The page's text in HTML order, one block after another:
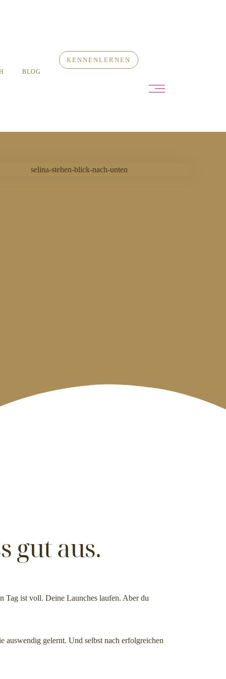
BLOG
KENNENLERNEN
gut aus.
Tag ist voll. Deine Launches laufen. Aber du
auswendig gelernt. Und selbst nach erfolgreichen